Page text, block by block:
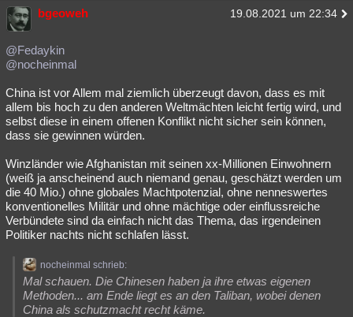
bgeoweh 19.08.2021 um 22:34
@Fedaykin
@nocheinmal
China ist vor Allem mal ziemlich überzeugt davon, dass es mit
allem bis hoch zu den anderen Weltmächten leicht fertig wird, und
selbst diese in einem offenen Konflikt nicht sicher sein können,
dass sie gewinnen würden.
Winzländer wie Afghanistan mit seinen xx-Millionen Einwohnern
(weiß ja anscheinend auch niemand genau, geschätzt werden um
die 40 Mio.) ohne globales Machtpotenzial, ohne nenneswertes
konventionelles Militär und ohne mächtige oder einflussreiche
Verbündete sind da einfach nicht das Thema, das irgendeinen
Politiker nachts nicht schlafen lässt.
nocheinmal schrieb:
Mal schauen. Die Chinesen haben ja ihre etwas eigenen
Methoden... am Ende liegt es an den Taliban, wobei denen
China als schutzmacht recht käme.